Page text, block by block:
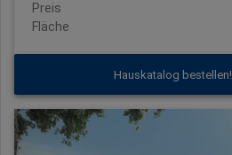
Preis
Fläche
Hauskatalog bestellen!